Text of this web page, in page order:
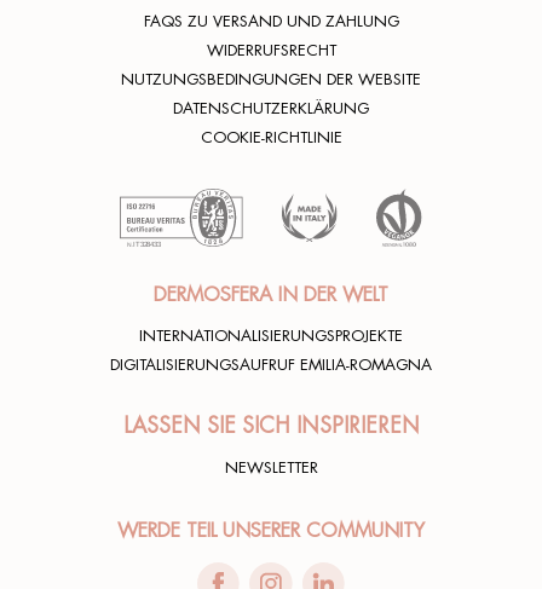
FAQS ZU VERSAND UND ZAHLUNG
WIDERRUFSRECHT
NUTZUNGSBEDINGUNGEN DER WEBSITE
DATENSCHUTZERKLÄRUNG
COOKIE-RICHTLINIE
DERMOSFERA IN DER WELT
INTERNATIONALISIERUNGSPROJEKTE
DIGITALISIERUNGSAUFRUF EMILIA-ROMAGNA
LASSEN SIE SICH INSPIRIEREN
NEWSLETTER
WERDE TEIL UNSERER COMMUNITY